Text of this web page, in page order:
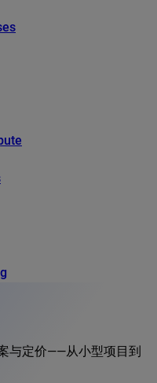
与定价——从小型项目到